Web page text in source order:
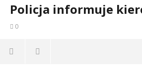
Policja informuje
0